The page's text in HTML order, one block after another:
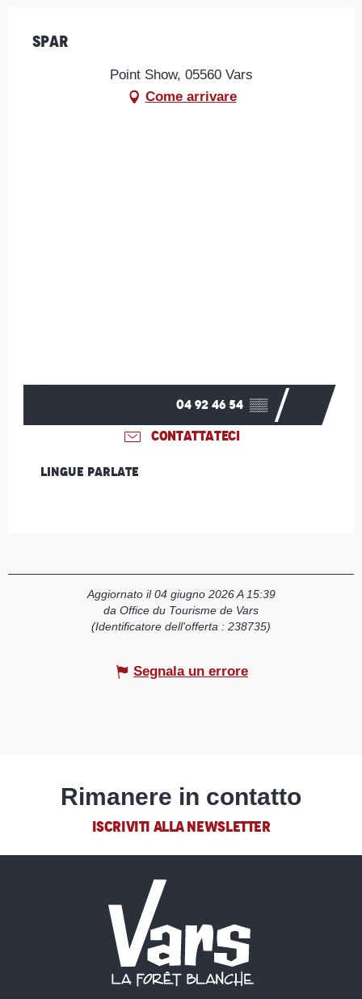
Spar
Point Show, 05560 Vars
Come arrivare
04 92 46 54 ▒▒
CONTATTATECI
Lingue parlate
Lingue parlate
Aggiornato il 04 giugno 2026 A 15:39
da Office du Tourisme de Vars
(Identificatore dell'offerta : 238735)
Segnala un errore
Rimanere in contatto
ISCRIVITI ALLA NEWSLETTER